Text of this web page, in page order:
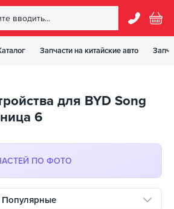
Запчасти на китайские авто
для BYD Song
6
ПО ФОТО
Популярные